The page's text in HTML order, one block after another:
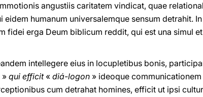
angustiis caritatem vindicat, quae
humanum universalemque sensum detrahit.
fidei erga Deum biblicum reddit, qui est una simul
intellegere eius in locupletibus bonis,
» qui efficit « diá-logon » ideoque
cum detrahat homines, efficit ut ipsi